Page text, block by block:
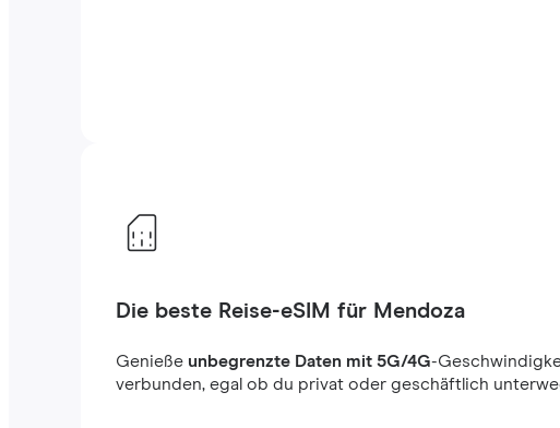
Die beste Reise-eSIM für Mendoza
Genieße unbegrenzte Daten mit 5G/4G-
verbunden, egal ob du privat oder geschäftlich